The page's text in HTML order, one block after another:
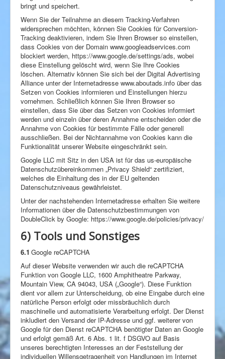
bringt und speichert.
Wenn Sie der Teilnahme an diesem Tracking-Verfahren
widersprechen möchten, können Sie Cookies für Conversion-
Tracking deaktivieren, indem Sie Ihren Browser so einstellen,
dass Cookies von der Domain www.googleadservices.com
blockiert werden, https://www.google.de/settings/ads, wobei
diese Einstellung gelöscht wird, wenn Sie Ihre Cookies
löschen. Alternativ können Sie sich bei der Digital Advertising
Alliance unter der Internetadresse www.aboutads.info über das
Setzen von Cookies informieren und Einstellungen hierzu
vornehmen. Schließlich können Sie Ihren Browser so
einstellen, dass Sie über das Setzen von Cookies informiert
werden und einzeln über deren Annahme entscheiden oder die
Annahme von Cookies für bestimmte Fälle oder generell
ausschließen. Bei der Nichtannahme von Cookies kann die
Funktionalität unserer Website eingeschränkt sein.
Google LLC mit Sitz in den USA ist für das us-europäische
Datenschutzübereinkommen „Privacy Shield“ zertifiziert,
welches die Einhaltung des in der EU geltenden
Datenschutzniveaus gewährleistet.
Unter der nachstehenden Internetadresse erhalten Sie weitere
Informationen über die Datenschutzbestimmungen von
DoubleClick by Google: https://www.google.de/policies/privacy/
6) Tools und Sonstiges
6.1 Google reCAPTCHA
Auf dieser Website verwenden wir auch die reCAPTCHA
Funktion von Google LLC, 1600 Amphitheatre Parkway,
Mountain View, CA 94043, USA („Google“). Diese Funktion
dient vor allem zur Unterscheidung, ob eine Eingabe durch eine
natürliche Person erfolgt oder missbräuchlich durch
maschinelle und automatisierte Verarbeitung erfolgt. Der Dienst
inkludiert den Versand der IP-Adresse und ggf. weiterer von
Google für den Dienst reCAPTCHA benötigter Daten an Google
und erfolgt gemäß Art. 6 Abs. 1 lit. f DSGVO auf Basis
unseres berechtigten Interesses an der Feststellung der
individuellen Willensgetragenheit von Handlungen im Internet